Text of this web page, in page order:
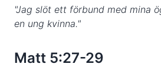
"Jag slöt ett förbund med mina
en ung kvinna."
Matt 5:27-29